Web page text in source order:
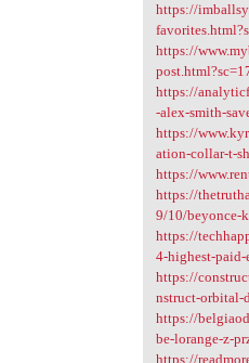
https://
https://
https://
-alex-smith-
https://
ation-collar-t-
https://
https://
9/10/beyonce-
https://
4-highest-paid-
https://
nstruct-orbital-
https://
be-lorange-z-
https://